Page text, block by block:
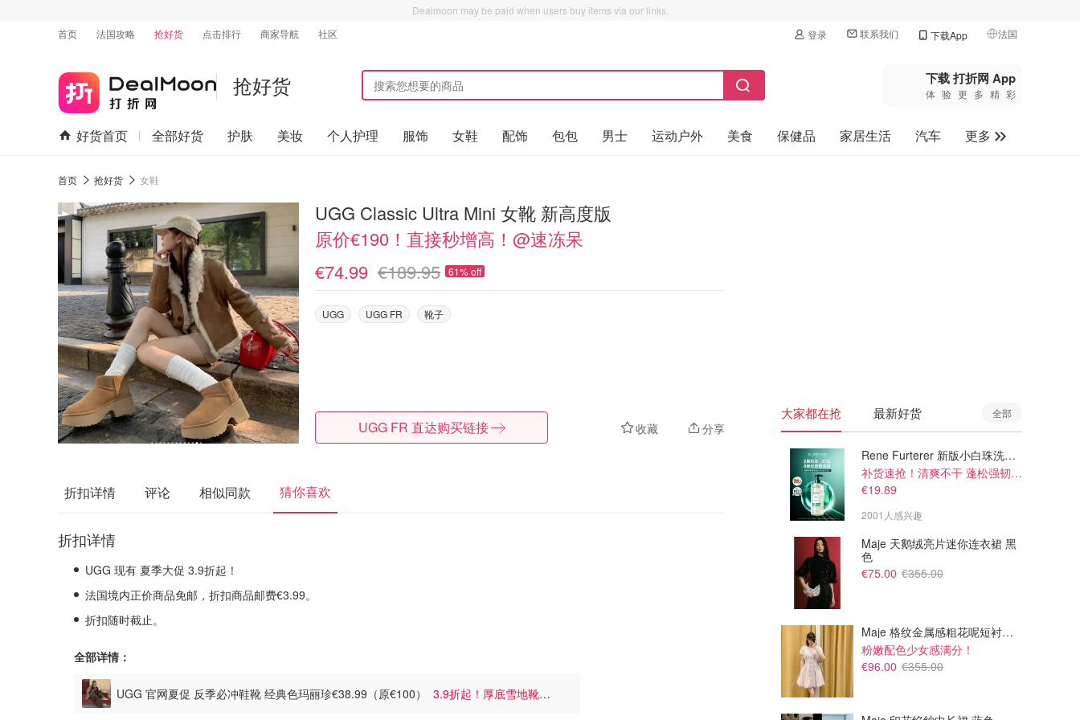
Dealmoon may be paid when users buy items via our links.
首页
法国攻略 抢好货 点击排行 商家导航 社区 登录 联系我们 下载App 法国
🇺🇸美国
🇨🇳中国
🇨🇦加拿大
抢好货 下载 打折网 App
体验更多精彩
好货首页 全部好货 护肤 美妆 个人护理 服饰 女鞋 配饰 包包 男士 运动户外 美食 保健品 家居生活 汽车
更多
首页 抢好货 女鞋
UGG Classic Ultra Mini 女靴 新高度版
原价€190！直接秒增高！@速冻呆
€74.99 €189.95 61% off
UGG UGG FR 靴子
收藏 分享
UGG FR 直达购买链接
折扣详情 评论 相似同款 猜你喜欢
折扣详情
UGG 现有 夏季大促 3.9折起！
法国境内正价商品免邮，折扣商品邮费€3.99。
折扣随时截止。
全部详情：
UGG 官网夏促 反季必冲鞋靴 经典色玛丽珍€38.99（原€100） 3.9折起！厚底雪地靴
大家都在抢 最新好货 全部
Rene Furterer 新版小白珠洗发水 500ml
补货速抢！清爽不干 蓬松强韧秀发
€19.89
2001人感兴趣
Maje 天鹅绒亮片迷你连衣裙 黑
色
€75.00 €355.00
Maje 格纹金属感粗花呢短衬衫裙
粉嫩配色少女感满分！
€96.00 €355.00